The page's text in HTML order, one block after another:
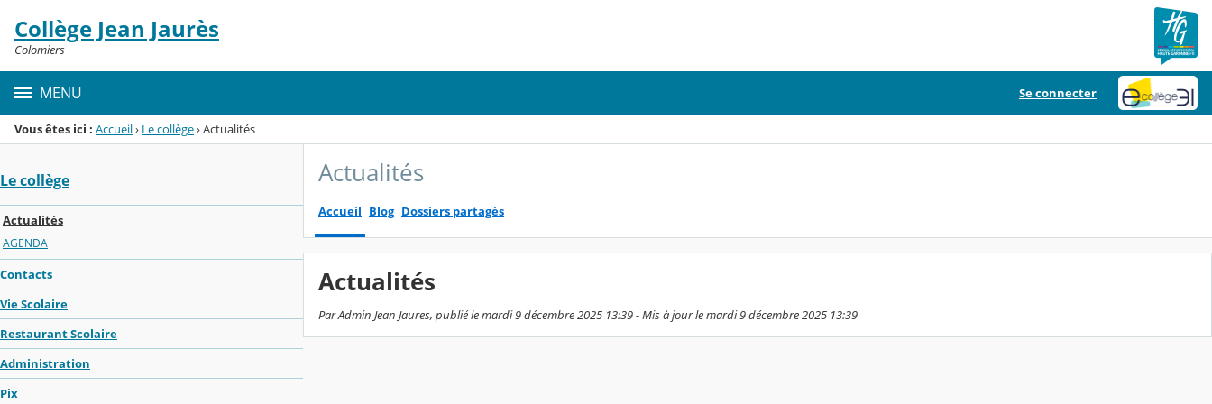
Menu de la rubrique
Contenu
Collège Jean Jaurès
Colomiers
MENU Se connecter
Vous êtes ici : Accueil› Le collège›Actualités
Le collège
Actualités
AGENDA
Contacts
Vie Scolaire
Restaurant Scolaire
Administration
Pix
Actualités
Accueil Blog Dossiers partagés
Actualités
Par Admin Jean Jaures, publié le mardi 9 décembre 2025 13:39 - Mis à jour le mardi 9 décembre 2025 13:39